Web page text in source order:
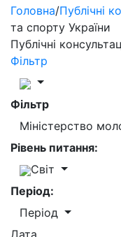
Головна/Публічні
та спорту України
Публічні
Фільтр
Фільтр
Міністерство
Рівень питання:
Світ
Період:
Період
Дата